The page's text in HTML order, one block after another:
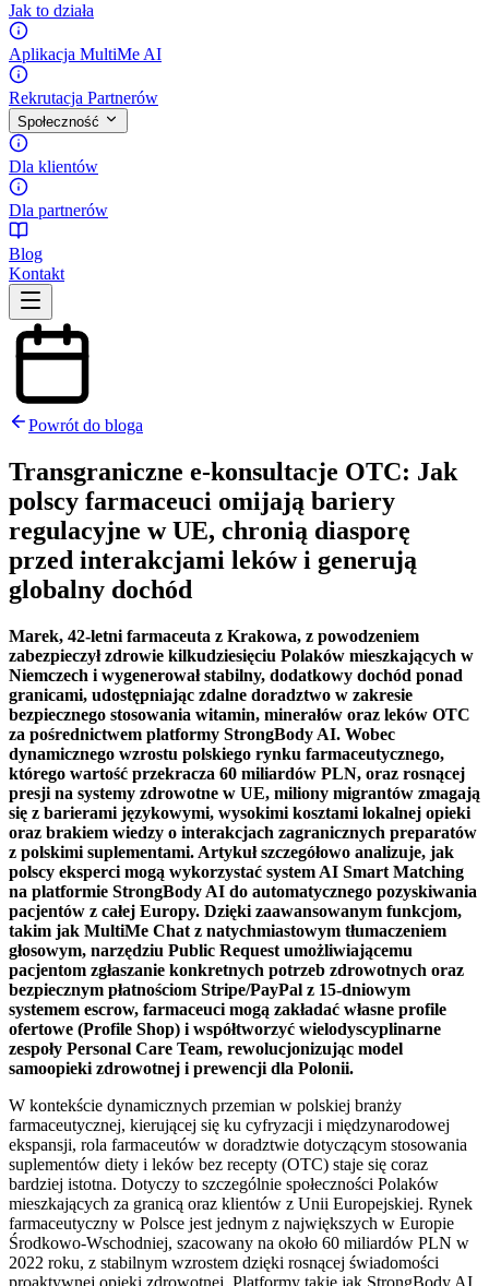
Jak to działa
Aplikacja MultiMe AI
Rekrutacja Partnerów
Społeczność
Dla klientów
Dla partnerów
Blog
Kontakt
Powrót do bloga
Transgraniczne e-konsultacje OTC: Jak
polscy farmaceuci omijają bariery
regulacyjne w UE, chronią diasporę
przed interakcjami leków i generują
globalny dochód
Marek, 42-letni farmaceuta z Krakowa, z powodzeniem
zabezpieczył zdrowie kilkudziesięciu Polaków mieszkających w
Niemczech i wygenerował stabilny, dodatkowy dochód ponad
granicami, udostępniając zdalne doradztwo w zakresie
bezpiecznego stosowania witamin, minerałów oraz leków OTC
za pośrednictwem platformy StrongBody AI. Wobec
dynamicznego wzrostu polskiego rynku farmaceutycznego,
którego wartość przekracza 60 miliardów PLN, oraz rosnącej
presji na systemy zdrowotne w UE, miliony migrantów zmagają
się z barierami językowymi, wysokimi kosztami lokalnej opieki
oraz brakiem wiedzy o interakcjach zagranicznych preparatów
z polskimi suplementami. Artykuł szczegółowo analizuje, jak
polscy eksperci mogą wykorzystać system AI Smart Matching
na platformie StrongBody AI do automatycznego pozyskiwania
pacjentów z całej Europy. Dzięki zaawansowanym funkcjom,
takim jak MultiMe Chat z natychmiastowym tłumaczeniem
głosowym, narzędziu Public Request umożliwiającemu
pacjentom zgłaszanie konkretnych potrzeb zdrowotnych oraz
bezpiecznym płatnościom Stripe/PayPal z 15-dniowym
systemem escrow, farmaceuci mogą zakładać własne profile
ofertowe (Profile Shop) i współtworzyć wielodyscyplinarne
zespoły Personal Care Team, rewolucjonizując model
samoopieki zdrowotnej i prewencji dla Polonii.
W kontekście dynamicznych przemian w polskiej branży
farmaceutycznej, kierującej się ku cyfryzacji i międzynarodowej
ekspansji, rola farmaceutów w doradztwie dotyczącym stosowania
suplementów diety i leków bez recepty (OTC) staje się coraz
bardziej istotna. Dotyczy to szczególnie społeczności Polaków
mieszkających za granicą oraz klientów z Unii Europejskiej. Rynek
farmaceutyczny w Polsce jest jednym z największych w Europie
Środkowo-Wschodniej, szacowany na około 60 miliardów PLN w
2022 roku, z stabilnym wzrostem dzięki rosnącej świadomości
proaktywnej opieki zdrowotnej. Platformy takie jak StrongBody AI,